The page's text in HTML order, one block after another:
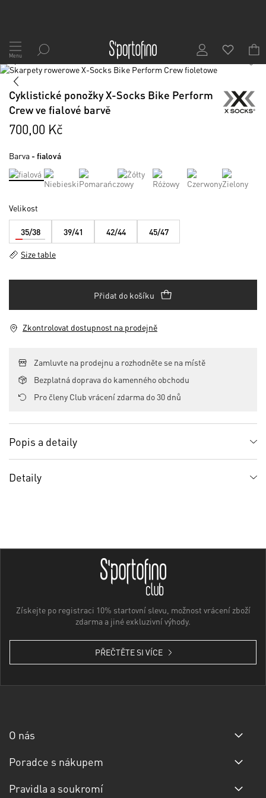
Přejít
na
obsah
Menu
Skip
the
end
the
images
1/2
Skip
the
beginning
the
gallery
Cyklistické ponožky X-Socks Bike Perform
Crew ve fialové barvě
700,00 Kč
Barva - fialová
Velikost
35/38 39/41 42/44 45/47
Size table
Přidat do košíku
Zkontrolovat dostupnost na prodejně
Zamluvte na prodejnu a rozhodněte se na místě
Bezplatná doprava do kamenného obchodu
Pro členy Club vrácení zdarma do 30 dnů
Popis a detaily
Detaily
Získejte po registraci 10% startovní slevu, možnost vrácení zboží
zdarma a jiné exkluzivní výhody.
PŘEČTĚTE SI VÍCE
O nás
Poradce s nákupem
Pravidla a soukromí